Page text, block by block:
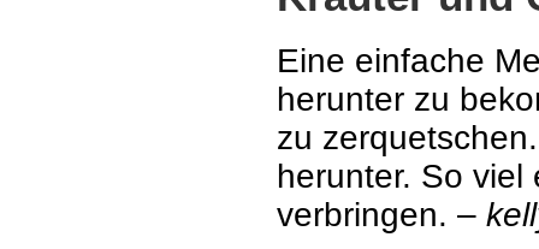
Eine einfache
herunter zu
zu
herunter. So
verbringen. –